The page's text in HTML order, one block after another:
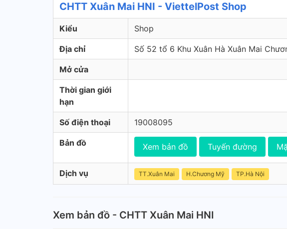
CHTT Xuân Mai HNI - ViettelPost Shop
Kiểu Shop
Địa chỉ Số 52 tổ 6 Khu Xuân Hà Xuân Mai
Mở cửa
Thời gian giới
hạn
Số điện thoại 19008095
Bản đồ Xem bản đồ Tuyến đường
Dịch vụ TT.Xuân Mai H.Chương Mỹ TP.Hà Nội
Xem bản đồ - CHTT Xuân Mai HNI